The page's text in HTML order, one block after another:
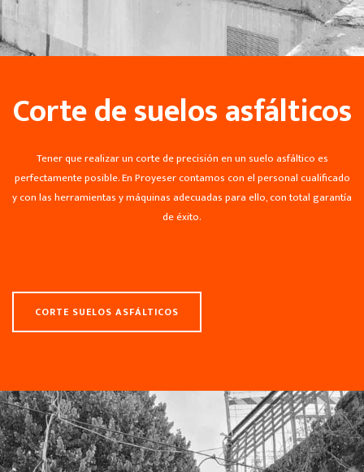
Corte de suelos asfálticos
Tener que realizar un corte de precisión en un suelo asfáltico es
perfectamente posible. En Proyeser contamos con el personal cualificado
y con las herramientas y máquinas adecuadas para ello, con total garantía
de éxito.
CORTE SUELOS ASFÁLTICOS